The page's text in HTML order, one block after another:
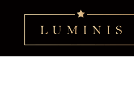
contenido